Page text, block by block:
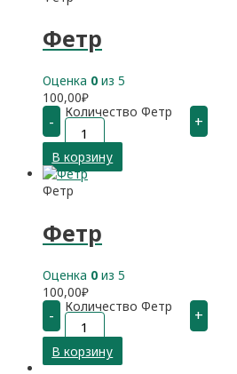
Фетр
Оценка 0 из 5
100,00₽
- Количество Фетр +
В корзину
Фетр
Фетр
Оценка 0 из 5
100,00₽
- Количество Фетр +
В корзину